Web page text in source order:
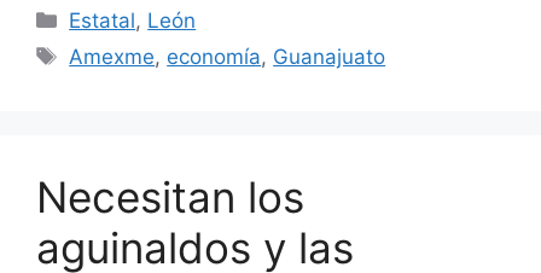
Categorías
Estatal, León
Etiquetas
Amexme, economía, Guanajuato
Necesitan los
aguinaldos y las